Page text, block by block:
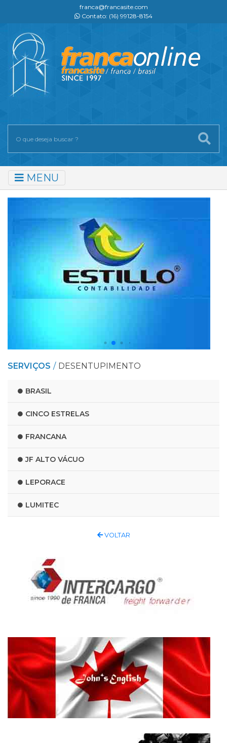
franca@francasite.com
Contato: (16) 99128-8154
MENU
SERVIÇOS DESENTUPIMENTO
BRASIL
CINCO ESTRELAS
FRANCANA
JF ALTO VÁCUO
LEPORACE
LUMITEC
VOLTAR